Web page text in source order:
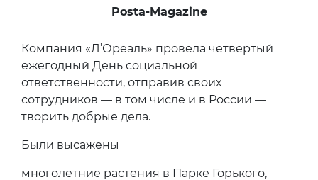
Posta-Magazine
Компания «Л’Ореаль» провела четвертый
ежегодный День социальной
ответственности, отправив своих
сотрудников — в том числе и в России —
творить добрые дела.
Были высажены
многолетние растения в Парке Горького,